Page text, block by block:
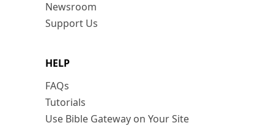
Newsroom
Support Us
HELP
FAQs
Tutorials
Use Bible Gateway on Your Site